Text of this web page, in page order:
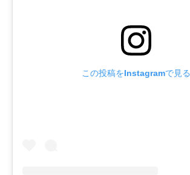
この投稿をInstagramで見る